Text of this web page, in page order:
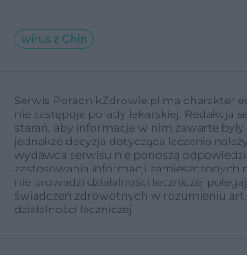
wirus z Chin
Serwis PoradnikZdrowie.pl ma charakter
nie zastępuje porady lekarskiej. Redakcja
starań, aby informacje w nim zawarte
jednakże decyzja dotycząca leczenia
wydawca serwisu nie ponoszą
zastosowania informacji zamieszczonych
nie prowadzi działalności leczniczej
świadczeń zdrowotnych w rozumieniu art.
działalności leczniczej.